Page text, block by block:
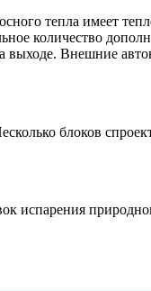
тепла имеет
количество
выходе. Внешние
блоков
испарения